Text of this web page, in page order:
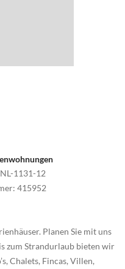
NL-1131-12
: 415952
Planen Sie mit uns
zum Strandurlaub bieten wir
Chalets, Fincas, Villen,